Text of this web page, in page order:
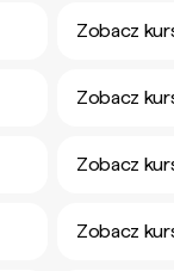
Zobacz
Zobacz
Zobacz
Zobacz